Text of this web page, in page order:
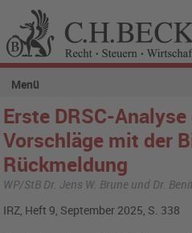
Menü
Erste DRSC-Analyse
Vorschläge mit der
Rückmeldung
WP/StB Dr. Jens W. Brune und Dr.
IRZ, Heft 9, September 2025, S. 338